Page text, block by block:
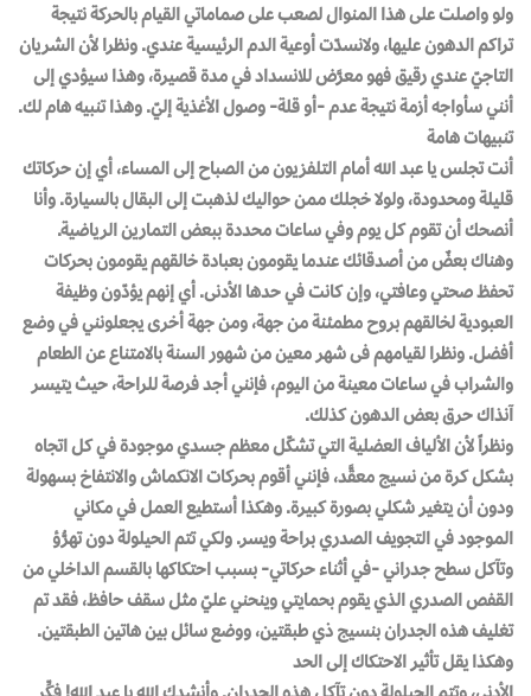
ولو واصلت على هذا المنوال لصعب على صماماتي القيام بالحركة نتيجة
تراكم الدهون عليها، ولانسدّت أوعية الدم الرئيسية عندي. ونظرا لأن الشريان
التاجيّ عندي رقيق فهو معرَّض للانسداد في مدة قصيرة، وهذا سيؤدي إلى
أنني سأواجه أزمة نتيجة عدم -أو قلة- وصول الأغذية إليّ. وهذا تنبيه هام لك.
تنبيهات هامة
أنت تجلس يا عبد الله أمام التلفزيون من الصباح إلى المساء، أي إن حركاتك
قليلة ومحدودة، ولولا خجلك ممن حواليك لذهبت إلى البقال بالسيارة. وأنا
أنصحك أن تقوم كل يوم وفي ساعات محددة ببعض التمارين الرياضية.
وهناك بعضٌ من أصدقائك عندما يقومون بعبادة خالقهم يقومون بحركات
تحفظ صحتي وعافتي، وإن كانت في حدها الأدنى. أي إنهم يؤدّون وظيفة
العبودية لخالقهم بروح مطمئنة من جهة، ومن جهة أخرى يجعلونني في وضع
أفضل. ونظرا لقيامهم فى شهر معين من شهور السنة بالامتناع عن الطعام
والشراب في ساعات معينة من اليوم، فإنني أجد فرصة للراحة، حيث يتيسر
آنذاك حرق بعض الدهون كذلك.
ونظراً لأن الألياف العضلية التي تشكّل معظم جسدي موجودة في كل اتجاه
بشكل كرة من نسيج معقَّد، فإنني أقوم بحركات الانكماش والانتفاخ بسهولة
ودون أن يتغير شكلي بصورة كبيرة. وهكذا أستطيع العمل في مكاني
الموجود في التجويف الصدري براحة ويسر. ولكي تتم الحيلولة دون تهرُّؤ
وتآكل سطح جدراني -في أثناء حركاتي- بسبب احتكاكها بالقسم الداخلي من
القفص الصدري الذي يقوم بحمايتي وينحني عليّ مثل سقف حافظ، فقد تم
تغليف هذه الجدران بنسيج ذي طبقتين، ووضع سائل بين هاتين الطبقتين.
وهكذا يقل تأثير الاحتكاك إلى الحد